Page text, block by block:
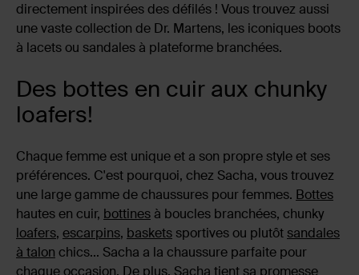
directement inspirées des défilés ! Vous trouvez aussi
une vaste collection de Dr. Martens, les iconiques boots
à lacets ou sandales à plateforme branchées.
Des bottes en cuir aux chunky
loafers!
Chaque femme est unique et a son propre style et ses
préférences. C'est pourquoi, chez Sacha, vous trouvez
une large gamme de chaussures pour femmes. Bottes
hautes en cuir, bottines à boucles branchées, chunky
loafers, escarpins, baskets sportives ou plutôt sandales
à talon chics... Sacha a la chaussure parfaite pour